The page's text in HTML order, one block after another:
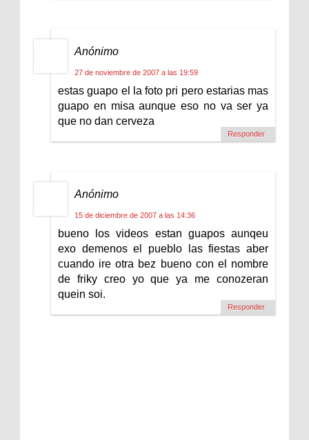
Anónimo
27 de noviembre de 2007 a las 19:59
estas guapo el la foto pri pero estarias mas
guapo en misa aunque eso no va ser ya
que no dan cerveza
Responder
Anónimo
15 de diciembre de 2007 a las 14:36
bueno los videos estan guapos aunqeu
exo demenos el pueblo las fiestas aber
cuando ire otra bez bueno con el nombre
de friky creo yo que ya me conozeran
quein soi.
Responder